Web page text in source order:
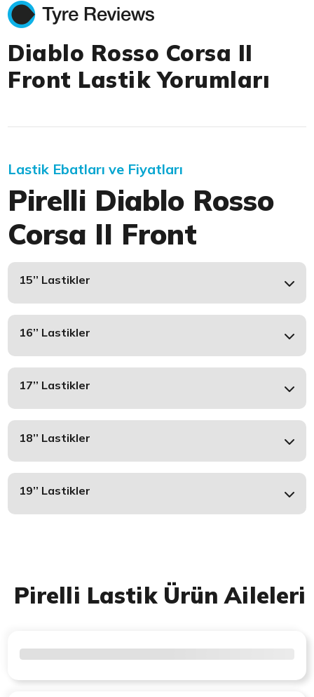
Diablo Rosso Corsa II
Front Lastik Yorumları
Lastik Ebatları ve Fiyatları
Pirelli Diablo Rosso
Corsa II Front
15’’ Lastikler
16’’ Lastikler
17’’ Lastikler
18’’ Lastikler
19’’ Lastikler
Pirelli Lastik Ürün Aileleri